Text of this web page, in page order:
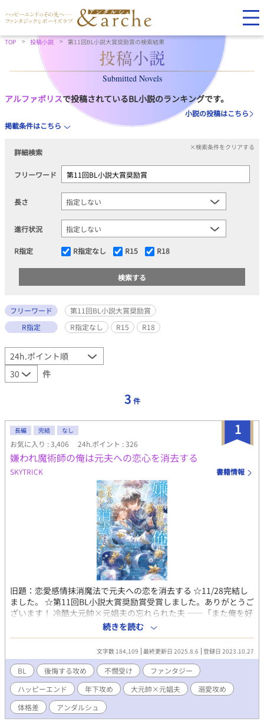
TOP 投稿小説 第11回BL小説大賞奨励賞の検索結果
Submitted Novels
アルファポリスで投稿されているBL小説のランキングです。
小説の投稿はこちら
掲載条件はこちら
詳細検索
×検索条件をクリアする
フリーワード
長さ
進行状況
R指定 R指定なし R15 R18
フリーワード
第11回BL小説大賞奨励賞
R指定
R指定なし R15 R18
件
3 件
1
長編 完結 なし
お気に入り : 3,406 24h.ポイント : 326
嫌われ魔術師の俺は元夫への恋心を消去する
SKYTRICK 書籍情報
旧題：恋愛感情抹消魔法で元夫への恋を消去する ☆11/28完結し
ました。 ☆第11回BL小説大賞奨励賞受賞しました。ありがとうご
ざいます！ 冷酷大元帥×元娼夫の忘れられた夫 ——「また俺を好
きになるって言ったのに、嘘つき」 元娼夫で現魔術師であるエデ
ィことサラは五年ぶりに祖国・ファルンに帰国した。しかし暫し
の帰郷を味わう間も無く、直後、ファルン王国軍の大元帥である
ロイ・オークランスの使者が元帥命令を掲げてサラの元へやって
くる。 ロイ・オークランスの名を知らぬ者は世界でもそうそうい
ない。魔族の血を引くロイは人間から畏怖を大いに集めながら
も、大将として国防戦争に打ち勝ち、たった二十九歳で大元帥と
して全軍のトップに立っている。 その元帥命令の内容というの
は、五年前に最愛の妻を亡くしたロイを、魔族への本能的な恐怖
続きを読む
文字数 184,109 最終更新日 2025.8.6 登録日 2023.10.27
BL 後悔する攻め 不憫受け
ファンタジー
ハッピーエンド
年下攻め 大元帥×元娼夫
溺愛攻め
体格差
アンダルシュ